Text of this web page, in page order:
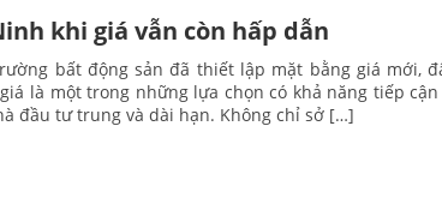
khi giá vẫn còn hấp dẫn
bất động sản đã thiết lập mặt bằng giá mới,
là một trong những lựa chọn có khả năng tiếp
đầu tư trung và dài hạn. Không chỉ sở […]